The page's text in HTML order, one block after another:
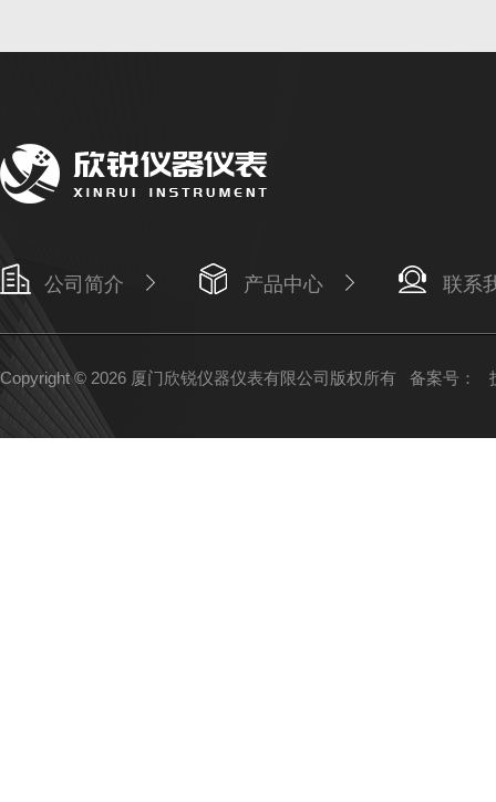
公司简介 产品中心 联系
Copyright © 2026 厦门欣锐仪器仪表有限公司版权所有 备案号：